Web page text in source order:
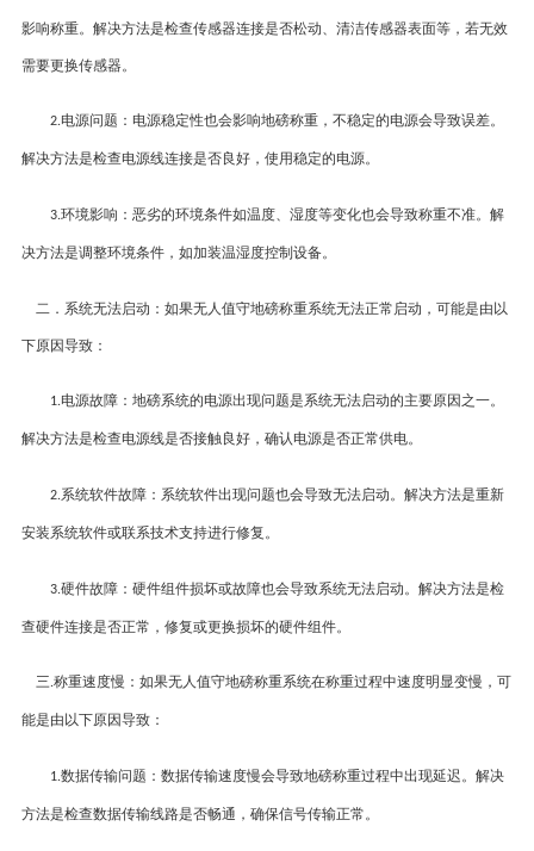
影响称重。解决方法是检查传感器连接是否松动、清洁传感器表面等，若无效
需要更换传感器。
2.电源问题 ： 电源稳定性也会影响地磅称重，不稳定的电源会导致误差。
解决方法是检查电源线连接是否良好，使用稳定的电源。
3.环境影响 ： 恶劣的环境条件如温度、湿度等变化也会导致称重不准。解
决方法是调整环境条件，如加装温湿度控制设备。
二． 系统无法启动 ： 如果无人值守地磅称重系统无法正常启动，可能是由以
下原因导致：
1.电源故障： 地磅系统的电源出现问题是系统无法启动的主要原因之一。
解决方法是检查电源线是否接触良好，确认电源是否正常供电。
2.系统软件故障： 系统软件出现问题也会导致无法启动。解决方法是重新
安装系统软件或联系技术支持进行修复。
3.硬件故障： 硬件组件损坏或故障也会导致系统无法启动。解决方法是检
查硬件连接是否正常，修复或更换损坏的硬件组件。
三.称重速度慢 ： 如果无人值守地磅称重系统在称重过程中速度明显变慢，可
能是由以下原因导致：
1.数据传输问题 ： 数据传输速度慢会导致地磅称重过程中出现延迟。解决
方法是检查数据传输线路是否畅通，确保信号传输正常。